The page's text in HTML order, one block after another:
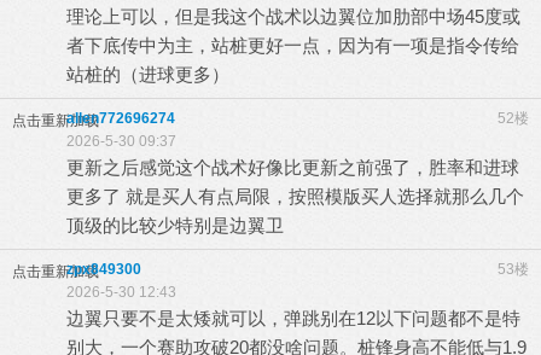
理论上可以，但是我这个战术以边翼位加肋部中场45度或
者下底传中为主，站桩更好一点，因为有一项是指令传给
站桩的（进球更多）
点击重新加载 52楼
allen772696274
2026-5-30 09:37
更新之后感觉这个战术好像比更新之前强了，胜率和进球
更多了 就是买人有点局限，按照模版买人选择就那么几个
顶级的比较少特别是边翼卫
点击重新加载 53楼
zpx849300
2026-5-30 12:43
边翼只要不是太矮就可以，弹跳别在12以下问题都不是特
别大，一个赛助攻破20都没啥问题。桩锋身高不能低与1.9